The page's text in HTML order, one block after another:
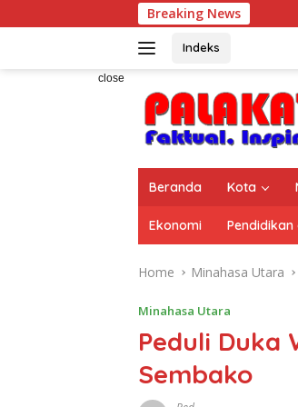
to
Breaking News
Indeks
close
Beranda Kota
Ekonomi
Home Minahasa Utara
Minahasa Utara
Peduli Duka
Sembako